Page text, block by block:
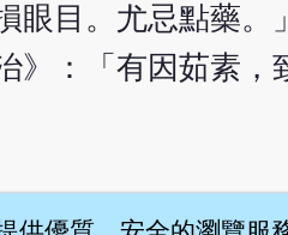
眼目。尤忌點藥。」
》：「有因茹素